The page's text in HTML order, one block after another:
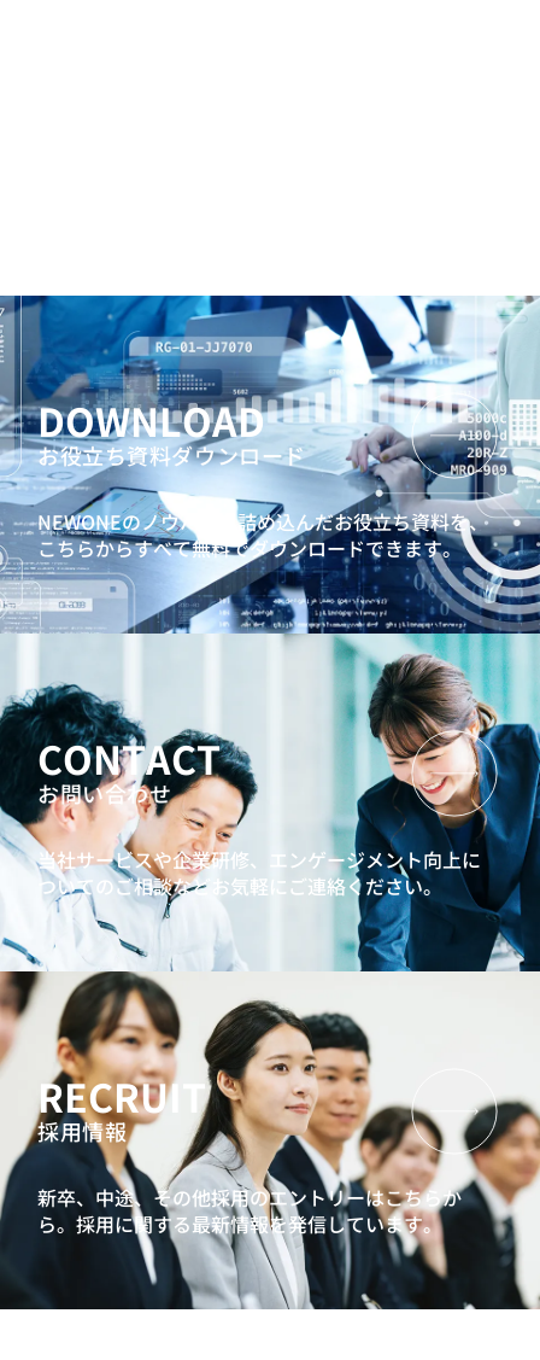
DOWNLOAD
お役立ち資料ダウンロード
NEWONEのノウハウを詰め込んだお役立ち資料を、
こちらからすべて無料でダウンロードできます。
CONTACT
お問い合わせ
当社サービスや企業研修、エンゲージメント向上に
ついてのご相談などお気軽にご連絡ください。
RECRUIT
採用情報
新卒、中途、その他採用のエントリーはこちらか
ら。採用に関する最新情報を発信しています。